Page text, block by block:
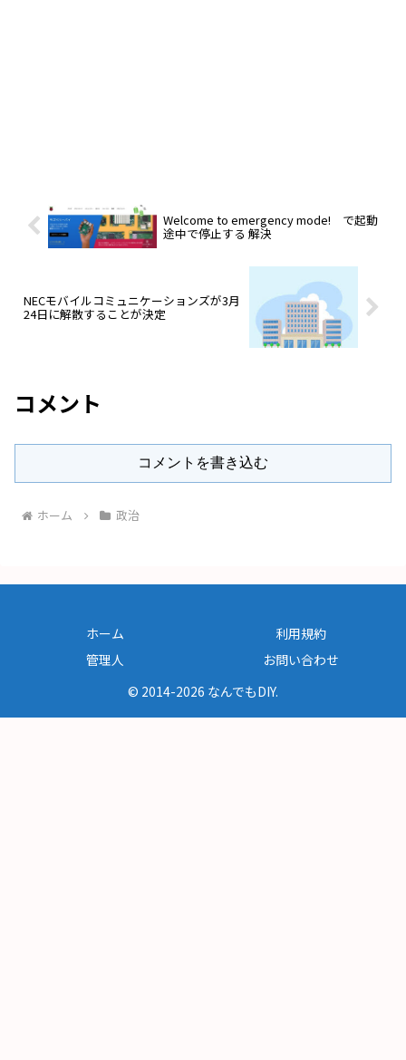
Welcome to emergency mode! で起動
途中で停止する 解決
NECモバイルコミュニケーションズが3月
24日に解散することが決定
コメント
コメントを書き込む
ホーム 政治
ホーム
利用規約
管理人
お問い合わせ
© 2014-2026 なんでもDIY.